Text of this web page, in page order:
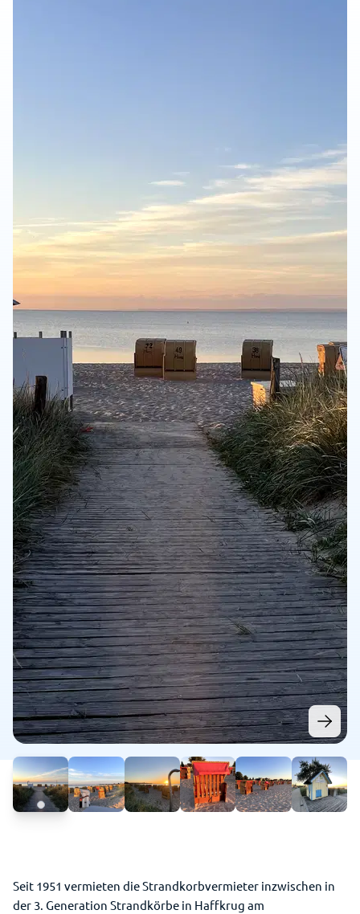
Seit 1951 vermieten die Strandkorbvermieter inzwischen in
der 3. Generation Strandkörbe in Haffkrug am